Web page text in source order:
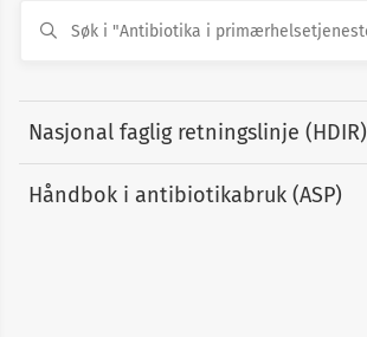
Nasjonal faglig retningslinje (HDIR)
Håndbok i antibiotikabruk (ASP)